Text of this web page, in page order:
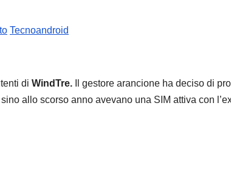
Tecnoandroid
di WindTre.
Il gestore arancione ha deciso di
allo scorso anno avevano una SIM attiva con